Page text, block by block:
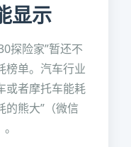
显示
探险家”暂还不
榜单。汽车行业
或者摩托车能耗
的熊大”（微信